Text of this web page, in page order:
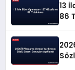
13
86